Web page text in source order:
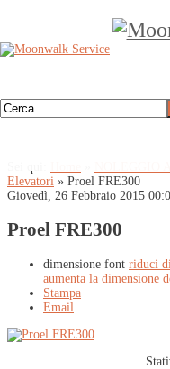
Elevatori » Proel FRE300
Giovedì, 26 Febbraio 2015
Proel FRE300
dimensione font riduci
aumenta la dimensione
Stampa
Email